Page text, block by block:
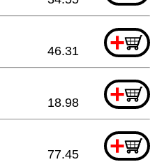
+
46.31
+
18.98
+
77.45